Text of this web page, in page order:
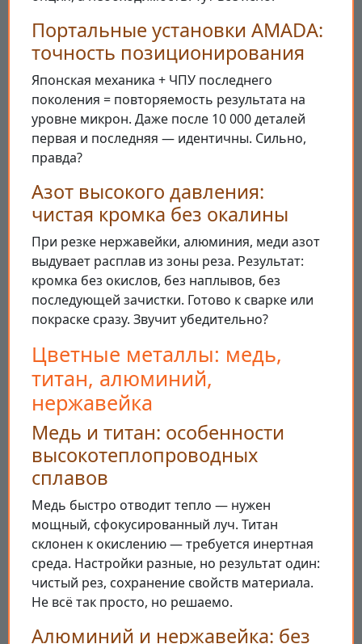
Портальные установки AMADA:
точность позиционирования
Японская механика + ЧПУ последнего
поколения = повторяемость результата на
уровне микрон. Даже после 10 000 деталей
первая и последняя — идентичны. Сильно,
правда?
Азот высокого давления:
чистая кромка без окалины
При резке нержавейки, алюминия, меди азот
выдувает расплав из зоны реза. Результат:
кромка без окислов, без наплывов, без
последующей зачистки. Готово к сварке или
покраске сразу. Звучит убедительно?
Цветные металлы: медь,
титан, алюминий,
нержавейка
Медь и титан: особенности
высокотеплопроводных
сплавов
Медь быстро отводит тепло — нужен
мощный, сфокусированный луч. Титан
склонен к окислению — требуется инертная
среда. Настройки разные, но результат один:
чистый рез, сохранение свойств материала.
Не всё так просто, но решаемо.
Алюминий и нержавейка: без